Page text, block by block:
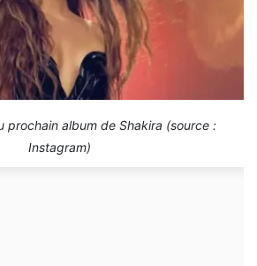
prochain album de Shakira (source :
Instagram)